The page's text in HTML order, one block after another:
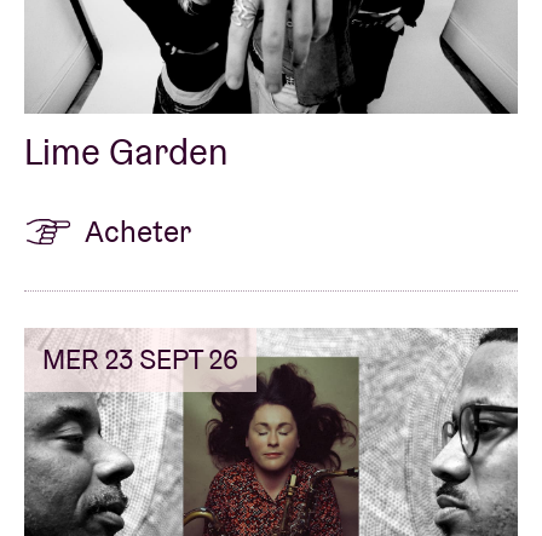
Lime Garden
Acheter
MER 23 SEPT 26